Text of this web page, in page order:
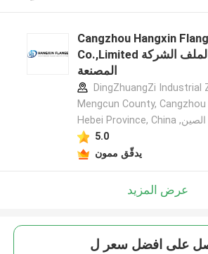
Cangzhou Hangxin
Co.,Limited الملف الشركة
المصنعة
DingZhuangZi Industrial
Mengcun County, Cangzhou
Hebei Province, China ,الصين
5.0
يدقّق ممون
عرض المزيد
على افضل سعر ل